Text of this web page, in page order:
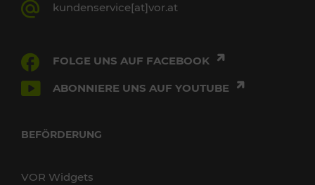
kundenservice[at]vor.at
FOLGE UNS AUF FACEBOOK
ABONNIERE UNS AUF YOUTUBE
BEFÖRDERUNG
VOR Widgets